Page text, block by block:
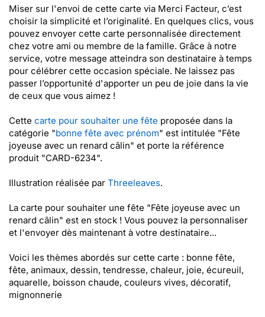
Miser sur l'envoi de cette carte via Merci Facteur, c’est
choisir la simplicité et l’originalité. En quelques clics, vous
pouvez envoyer cette carte personnalisée directement
chez votre ami ou membre de la famille. Grâce à notre
service, votre message atteindra son destinataire à temps
pour célébrer cette occasion spéciale. Ne laissez pas
passer l’opportunité d'apporter un peu de joie dans la vie
de ceux que vous aimez !
Cette carte pour souhaiter une fête proposée dans la
catégorie "bonne fête avec prénom" est intitulée "Fête
joyeuse avec un renard câlin" et porte la référence
produit "CARD-6234".
Illustration réalisée par Threeleaves.
La carte pour souhaiter une fête "Fête joyeuse avec un
renard câlin" est en stock ! Vous pouvez la personnaliser
et l'envoyer dès maintenant à votre destinataire...
Voici les thèmes abordés sur cette carte : bonne fête,
fête, animaux, dessin, tendresse, chaleur, joie, écureuil,
aquarelle, boisson chaude, couleurs vives, décoratif,
mignonnerie